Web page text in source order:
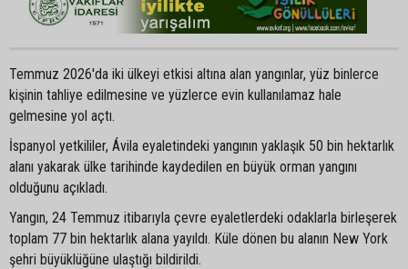
Temmuz 2026'da iki ülkeyi etkisi altına alan yangınlar, yüz binlerce
kişinin tahliye edilmesine ve yüzlerce evin kullanılamaz hale
gelmesine yol açtı.
İspanyol yetkililer, Ávila eyaletindeki yangının yaklaşık 50 bin hektarlık
alanı yakarak ülke tarihinde kaydedilen en büyük orman yangını
olduğunu açıkladı.
Yangın, 24 Temmuz itibarıyla çevre eyaletlerdeki odaklarla birleşerek
toplam 77 bin hektarlık alana yayıldı. Küle dönen bu alanın New York
şehri büyüklüğüne ulaştığı bildirildi.